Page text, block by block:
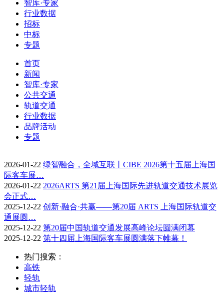
智库·专家
行业数据
招标
中标
专题
首页
新闻
智库·专家
公共交通
轨道交通
行业数据
品牌活动
专题
2026-01-22 绿智融合，全域互联丨CIBE 2026第十五届上海国
际客车展…
2026-01-22 2026ARTS 第21届上海国际先进轨道交通技术展览
会正式…
2025-12-22 创新·融合·共赢——第20届 ARTS 上海国际轨道交
通展圆…
2025-12-22 第20届中国轨道交通发展高峰论坛圆满闭幕
2025-12-22 第十四届上海国际客车展圆满落下帷幕！
热门搜索：
高铁
轻轨
城市轻轨